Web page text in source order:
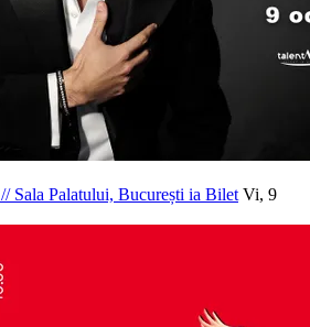
//Sala Palatului, București ia Bilet Vi, 9